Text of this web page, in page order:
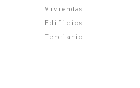
Viviendas
Edificios
Terciario